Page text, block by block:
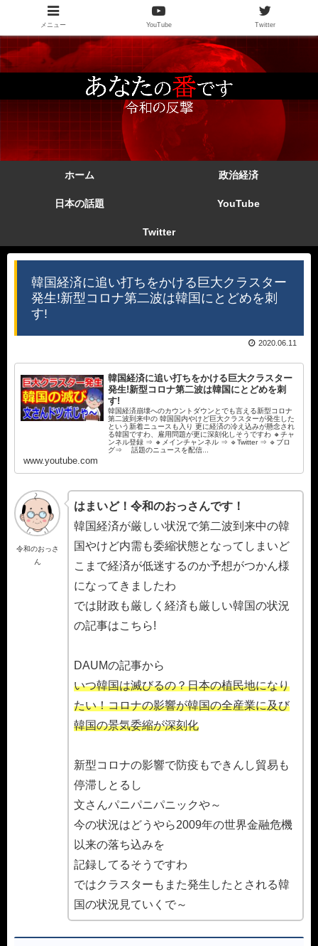
ホーム 政治経済
日本の話題 YouTube
Twitter
韓国経済に追い打ちをかける巨大クラスター
発生!新型コロナ第二波は韓国にとどめを刺
す!
2020.06.11
韓国経済に追い打ちをかける巨大クラスター
発生!新型コロナ第二波は韓国にとどめを刺
す!
韓国経済崩壊へのカウントダウンとでも言える新型コロナ
第二波到来中の 韓国国内やけど巨大クラスターが発生した
という新着ニュースも入り 更に経済の冷え込みが懸念され
る韓国ですわ、雇用問題が更に深刻化しそうですわ 🔸チャ
ンネル登録 ⇒ 🔸メインチャンネル ⇒ 🔹Twitter ⇒ 🔹ブロ
グ⇒ 話題のニュースを配信...
www.youtube.com
令和のおっさ
ん
はまいど！令和のおっさんです！
韓国経済が厳しい状況で第二波到来中の韓
国やけど内需も委縮状態となってしまいど
こまで経済が低迷するのか予想がつかん様
になってきましたわ
では財政も厳しく経済も厳しい韓国の状況
の記事はこちら!
DAUMの記事から
いつ韓国は滅びるの？日本の植民地になり
たい！コロナの影響が韓国の全産業に及び
韓国の景気委縮が深刻化
新型コロナの影響で防疫もできんし貿易も
停滞しとるし
文さんパニパニパニックや～
今の状況はどうやら2009年の世界金融危機
以来の落ち込みを
記録してるそうですわ
ではクラスターもまた発生したとされる韓
国の状況見ていくで～
メニュー YouTube Twitter